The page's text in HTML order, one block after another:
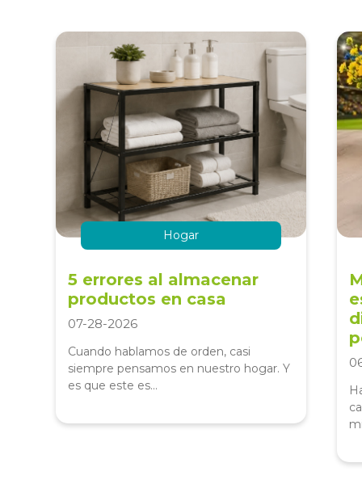
5 errores al almacenar
productos en casa
07-28-2026
Cuando hablamos de orden, casi
siempre pensamos en nuestro hogar. Y
es que este es...
Hogar